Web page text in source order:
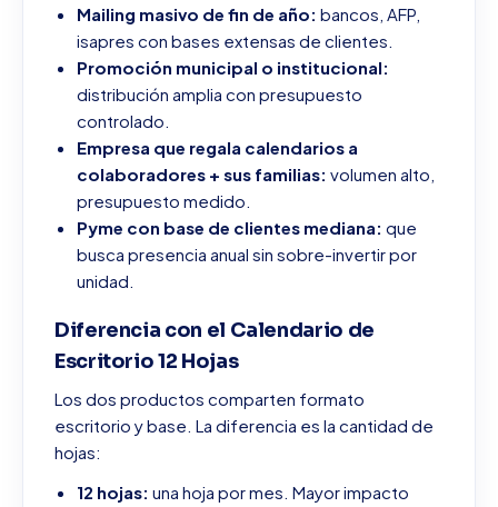
Mailing masivo de fin de año: bancos, AFP,
isapres con bases extensas de clientes.
Promoción municipal o institucional:
distribución amplia con presupuesto
controlado.
Empresa que regala calendarios a
colaboradores + sus familias: volumen alto,
presupuesto medido.
Pyme con base de clientes mediana: que
busca presencia anual sin sobre-invertir por
unidad.
Diferencia con el Calendario de
Escritorio 12 Hojas
Los dos productos comparten formato
escritorio y base. La diferencia es la cantidad de
hojas:
12 hojas: una hoja por mes. Mayor impacto